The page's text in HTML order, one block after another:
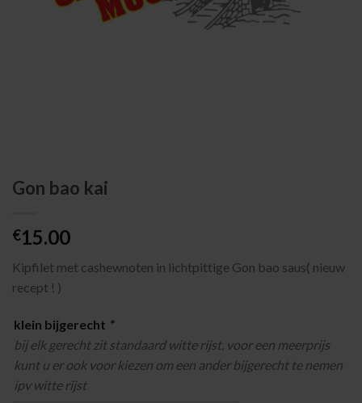
Gon bao kai
€15.00
Kipfilet met cashewnoten in lichtpittige Gon bao saus( nieuw
recept ! )
klein bijgerecht *
bij elk gerecht zit standaard witte rijst, voor een meerprijs
kunt u er ook voor kiezen om een ander bijgerecht te nemen
ipv witte rijst